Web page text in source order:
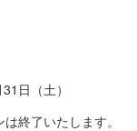
日（土）
終了いたします。